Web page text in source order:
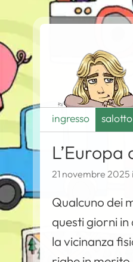
ingresso salotto
21 novembre 2025
Qualcuno dei
questi giorni
la vicinanza